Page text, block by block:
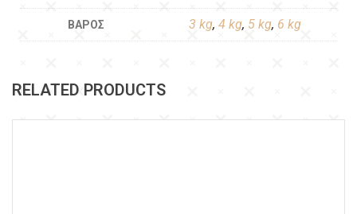
ΒΆΡΟΣ 3 kg, 4 kg, 5 kg, 6 kg
RELATED PRODUCTS